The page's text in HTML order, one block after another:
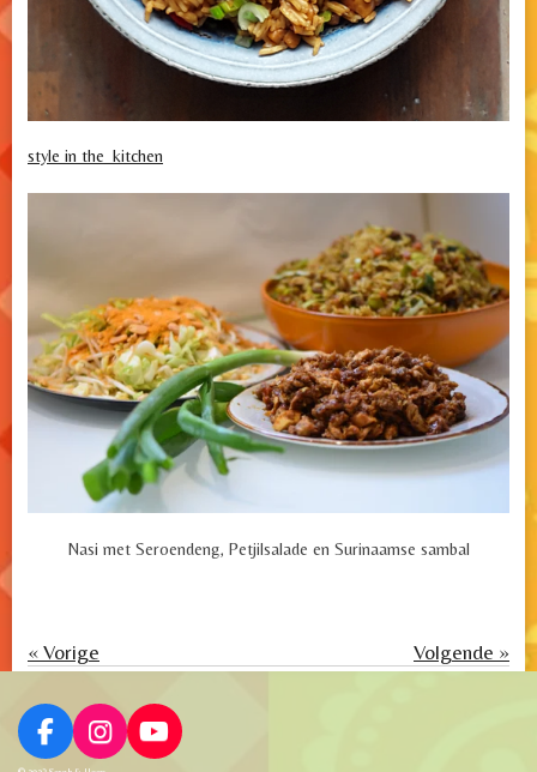
style in the_kitchen
Nasi met Seroendeng, Petjilsalade en Surinaamse sambal
« Vorige Volgende »
F
a
I
n
Y
o